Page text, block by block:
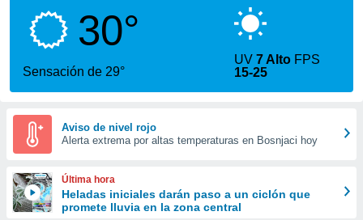
que se
calidad.
a este
las
y
forma
digital
basada
30°
Sensación de 29°
UV7 Alto FPS
15-25
Aviso de nivel rojo
Alerta extrema por altas temperaturas en Bosnjaci hoy
Última hora
Heladas iniciales darán paso a un ciclón que
promete lluvia en la zona central